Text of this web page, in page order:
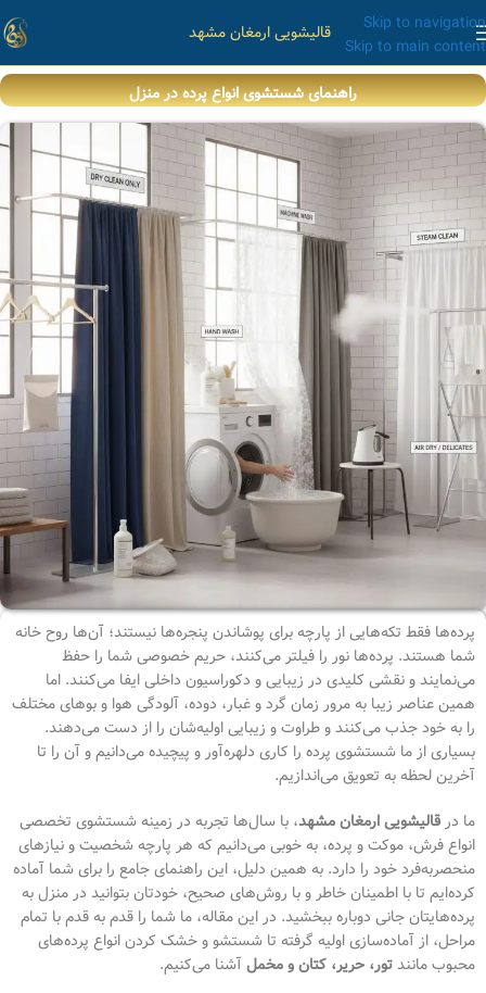
Skip to navigation
Skip to main content
قالیشویی ارمغان مشهد
راهنمای شستشوی انواع پرده در منزل
پرده‌ها فقط تکه‌هایی از پارچه برای پوشاندن پنجره‌ها نیستند؛ آن‌ها روح خانه
شما هستند. پرده‌ها نور را فیلتر می‌کنند، حریم خصوصی شما را حفظ
می‌نمایند و نقشی کلیدی در زیبایی و دکوراسیون داخلی ایفا می‌کنند. اما
همین عناصر زیبا به مرور زمان گرد و غبار، دوده، آلودگی هوا و بوهای مختلف
را به خود جذب می‌کنند و طراوت و زیبایی اولیه‌شان را از دست می‌دهند.
بسیاری از ما شستشوی پرده را کاری دلهره‌آور و پیچیده می‌دانیم و آن را تا
آخرین لحظه به تعویق می‌اندازیم.
ما در قالیشویی ارمغان مشهد، با سال‌ها تجربه در زمینه شستشوی تخصصی
انواع فرش، موکت و پرده، به خوبی می‌دانیم که هر پارچه شخصیت و نیازهای
منحصربه‌فرد خود را دارد. به همین دلیل، این راهنمای جامع را برای شما آماده
کرده‌ایم تا با اطمینان خاطر و با روش‌های صحیح، خودتان بتوانید در منزل به
پرده‌هایتان جانی دوباره ببخشید. در این مقاله، ما شما را قدم به قدم با تمام
مراحل، از آماده‌سازی اولیه گرفته تا شستشو و خشک کردن انواع پرده‌های
محبوب مانندتور، حریر، کتان و مخملآشنا می‌کنیم.